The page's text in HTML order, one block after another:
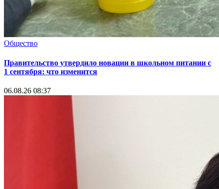
Общество
Правительство утвердило новации в школьном питании с
1 сентября: что изменится
06.08.26 08:37